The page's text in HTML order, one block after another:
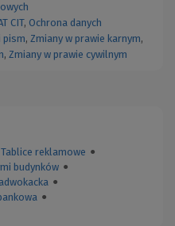
CIT, Ochrona danych
pism, Zmiany w prawie karnym,
, Zmiany w prawie cywilnym
Tablice reklamowe ●
budynków ●
●
●